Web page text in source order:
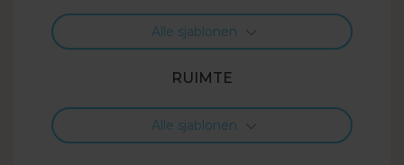
Alle sjablonen
RUIMTE
Alle sjablonen